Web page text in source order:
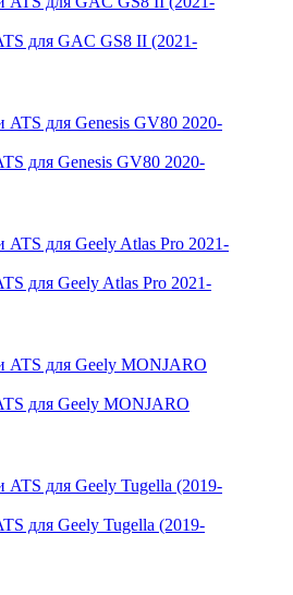
для GAC GS8 II (2021-
для Genesis GV80 2020-
для Geely Atlas Pro 2021-
для Geely MONJARO
для Geely Tugella (2019-